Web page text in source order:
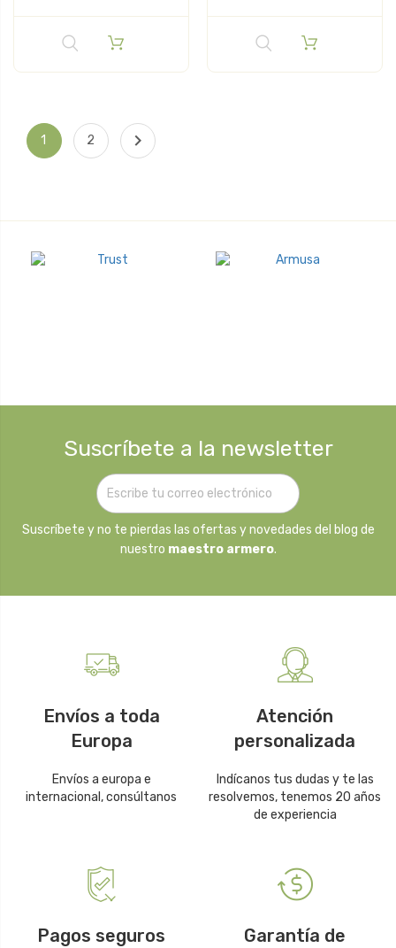
1 2 
Suscríbete a la newsletter
Suscríbete y no te pierdas las ofertas y novedades del blog de
nuestro maestro armero.
Envíos a toda
Europa
Envíos a europa e
internacional, consúltanos
Atención
personalizada
Indícanos tus dudas y te las
resolvemos, tenemos 20 años
de experiencia
Pagos seguros
Garantía de